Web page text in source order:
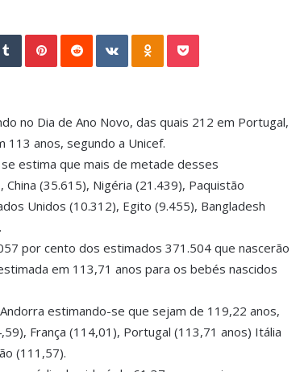
Tumblr VKontakte
no Dia de Ano Novo, das quais 212 em Portugal,
113 anos, segundo a Unicef.
estima que mais de metade desses
(35.615), Nigéria (21.439), Paquistão
Unidos (10.312), Egito (9.455), Bangladesh
por cento dos estimados 371.504 que nascerão
em 113,71 anos para os bebés nascidos
estimando-se que sejam de 119,22 anos,
França (114,01), Portugal (113,71 anos) Itália
(111,57).